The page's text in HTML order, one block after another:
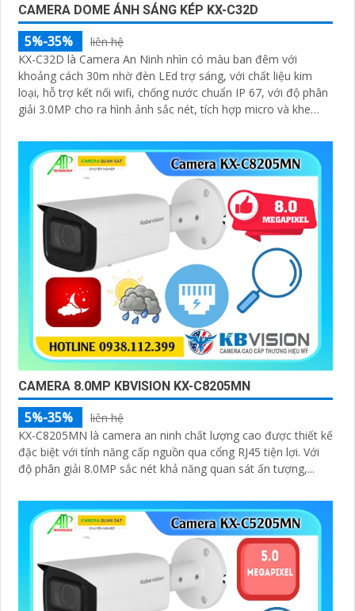
CAMERA DOME ÁNH SÁNG KÉP KX-C32D
5%-35%
liên hệ
KX-C32D là Camera An Ninh nhìn có màu ban đêm với
khoảng cách 30m nhờ đèn LEd trợ sáng, với chất liệu kim
loại, hỗ trợ kết nối wifi, chống nước chuẩn IP 67, với độ phân
giải 3.0MP cho ra hình ảnh sắc nét, tích hợp micro và khe
CAMERA 8.0MP KBVISION KX-C8205MN
5%-35%
liên hệ
KX-C8205MN là camera an ninh chất lượng cao được thiết kế
đặc biệt với tính năng cấp nguồn qua cổng RJ45 tiện lợi. Với
độ phân giải 8.0MP sắc nét khả năng quan sát ấn tượng,...